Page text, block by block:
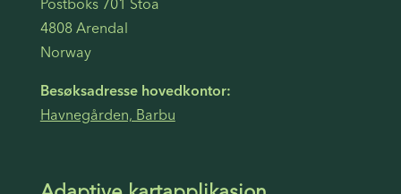
4808 Arendal
Norway
Besøksadresse hovedkontor:
Havnegården, Barbu